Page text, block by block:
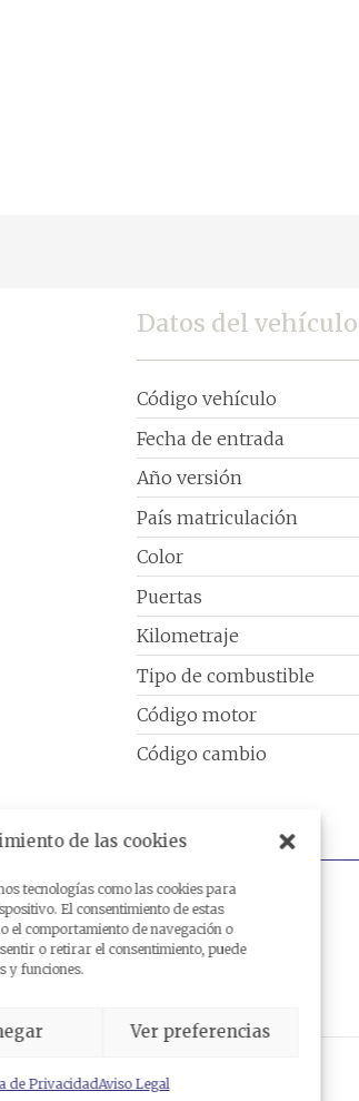
de las cookies
tecnologías como las cookies para
El consentimiento de estas
el comportamiento de navegación o
o retirar el consentimiento, puede
y funciones.
Ver preferencias
de PrivacidadAviso Legal
Datos del vehículo
Código vehículo
Fecha de entrada
Año versión
País matriculación
Color
Puertas
Kilometraje
Tipo de combustible
Código motor
Código cambio